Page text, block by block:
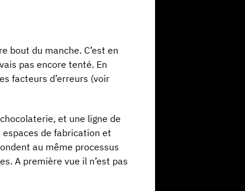
bout du manche. C’est en
pas encore tenté. En
facteurs d’erreurs (voir
et une ligne de
de fabrication et
au même processus
A première vue il n’est pas